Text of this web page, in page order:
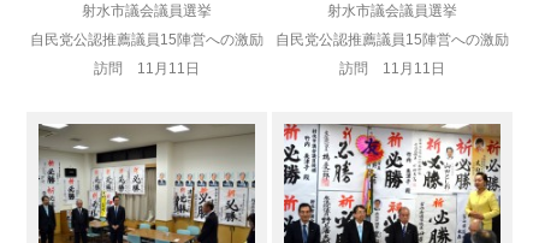
射水市議会議員選挙
自民党公認推薦議員15陣営への激励
訪問 11月11日
射水市議会議員選挙
自民党公認推薦議員15陣営への激励
訪問 11月11日